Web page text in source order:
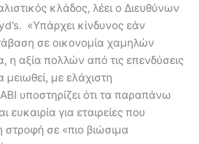
κλάδος, λέει ο Διευθύνων
«Υπάρχει κίνδυνος εάν
σε οικονομία χαμηλών
αξία πολλών από τις επενδύσεις
με ελάχιστη
υποστηρίζει ότι τα παραπάνω
ευκαιρία για εταιρείες που
σε «πιο βιώσιμα